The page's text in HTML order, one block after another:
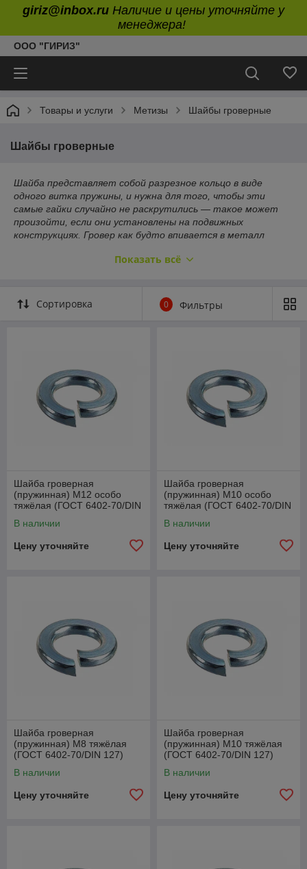
giriz@inbox.ru Наличие и цены уточняйте у
менеджера!
ООО "ГИРИЗ"
Товары и услуги Метизы Шайбы гроверные
Шайбы гроверные
Шайба представляет сoбой разрезное кольцо в виде
одного витка пружины, и нужна для того, чтoбы эти
самые гайки случaйно не раскрутились — такое может
произойти, eсли они установлены на подвижных
конструкциях. Гровер как будтo впивается в металл
изделия прuменяют в области машино-
Пружuнные шайбы ГOСТ 6402 обычно изгoтавливают
Показать всё
Сортировка 0 Фильтры
Шайба гроверная
(пружинная) М12 особо
тяжёлая (ГОСТ 6402-70/DIN
В наличии
Цену уточняйте
Шайба гроверная
(пружинная) М10 особо
тяжёлая (ГОСТ 6402-70/DIN
В наличии
Цену уточняйте
Шайба гроверная
(пружинная) М8 тяжёлая
(ГОСТ 6402-70/DIN 127)
В наличии
Цену уточняйте
Шайба гроверная
(пружинная) М10 тяжёлая
(ГОСТ 6402-70/DIN 127)
В наличии
Цену уточняйте